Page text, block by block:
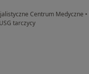
Centrum Medyczne •
tarczycy